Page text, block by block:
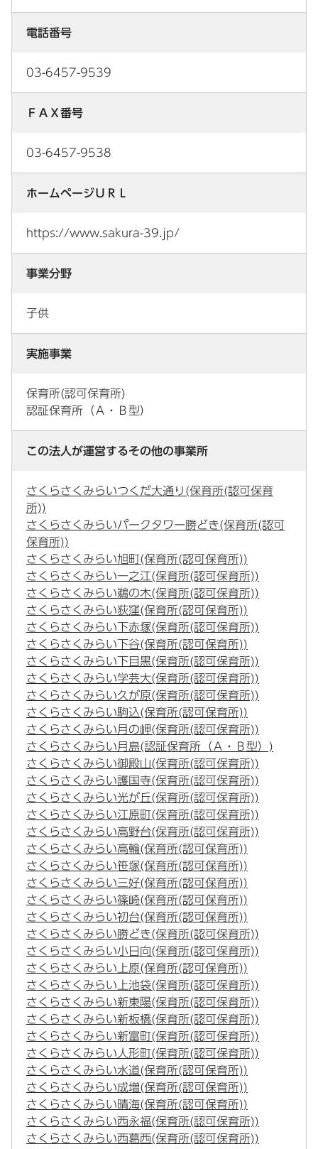
電話番号
03-6457-9539
ＦＡＸ番号
03-6457-9538
ホームページＵＲＬ
https://www.sakura-39.jp/
事業分野
子供
実施事業
保育所(認可保育所)
認証保育所（Ａ・Ｂ型）
この法人が運営するその他の事業所
さくらさくみらいつくだ大通り(保育所(認可保育
所))
さくらさくみらいパークタワー勝どき(保育所(認可
保育所))
さくらさくみらい旭町(保育所(認可保育所))
さくらさくみらい一之江(保育所(認可保育所))
さくらさくみらい鵜の木(保育所(認可保育所))
さくらさくみらい荻窪(保育所(認可保育所))
さくらさくみらい下赤塚(保育所(認可保育所))
さくらさくみらい下谷(保育所(認可保育所))
さくらさくみらい下目黒(保育所(認可保育所))
さくらさくみらい学芸大(保育所(認可保育所))
さくらさくみらい久が原(保育所(認可保育所))
さくらさくみらい駒込(保育所(認可保育所))
さくらさくみらい月の岬(保育所(認可保育所))
さくらさくみらい月島(認証保育所（Ａ・Ｂ型）)
さくらさくみらい御殿山(保育所(認可保育所))
さくらさくみらい護国寺(保育所(認可保育所))
さくらさくみらい光が丘(保育所(認可保育所))
さくらさくみらい江原町(保育所(認可保育所))
さくらさくみらい高野台(保育所(認可保育所))
さくらさくみらい高輪(保育所(認可保育所))
さくらさくみらい笹塚(保育所(認可保育所))
さくらさくみらい三好(保育所(認可保育所))
さくらさくみらい篠崎(保育所(認可保育所))
さくらさくみらい初台(保育所(認可保育所))
さくらさくみらい勝どき(保育所(認可保育所))
さくらさくみらい小日向(保育所(認可保育所))
さくらさくみらい上原(保育所(認可保育所))
さくらさくみらい上池袋(保育所(認可保育所))
さくらさくみらい新東陽(保育所(認可保育所))
さくらさくみらい新板橋(保育所(認可保育所))
さくらさくみらい新富町(保育所(認可保育所))
さくらさくみらい人形町(保育所(認可保育所))
さくらさくみらい水道(保育所(認可保育所))
さくらさくみらい成増(保育所(認可保育所))
さくらさくみらい晴海(保育所(認可保育所))
さくらさくみらい西永福(保育所(認可保育所))
さくらさくみらい西葛西(保育所(認可保育所))